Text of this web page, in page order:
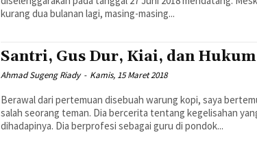
kurang dua bulanan lagi, masing-masing...
Santri, Gus Dur, Kiai, dan Hukum
Ahmad Sugeng Riady - Kamis, 15 Maret 2018
Berawal dari pertemuan disebuah warung kopi, saya
salah seorang teman. Dia bercerita tentang kegelisahan
dihadapinya. Dia berprofesi sebagai guru di pondok...